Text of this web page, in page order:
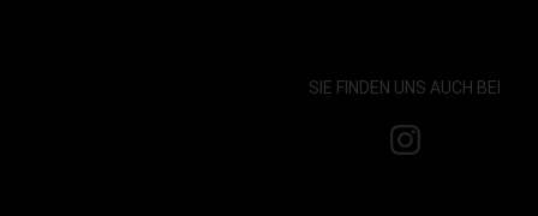
SIE FINDEN UNS AUCH BEI